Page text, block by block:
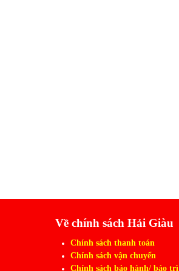
Về chính sách Hải Giàu
Chính sách thanh toán
Chính sách vận chuyển
Chính sách bảo hành/ bảo trì